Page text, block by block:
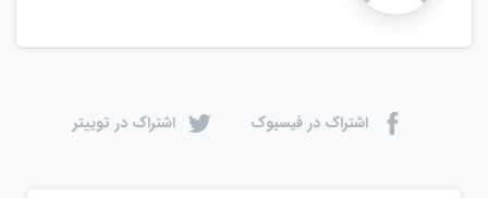
اشتراک در فیسبوک اشتراک در توییتر